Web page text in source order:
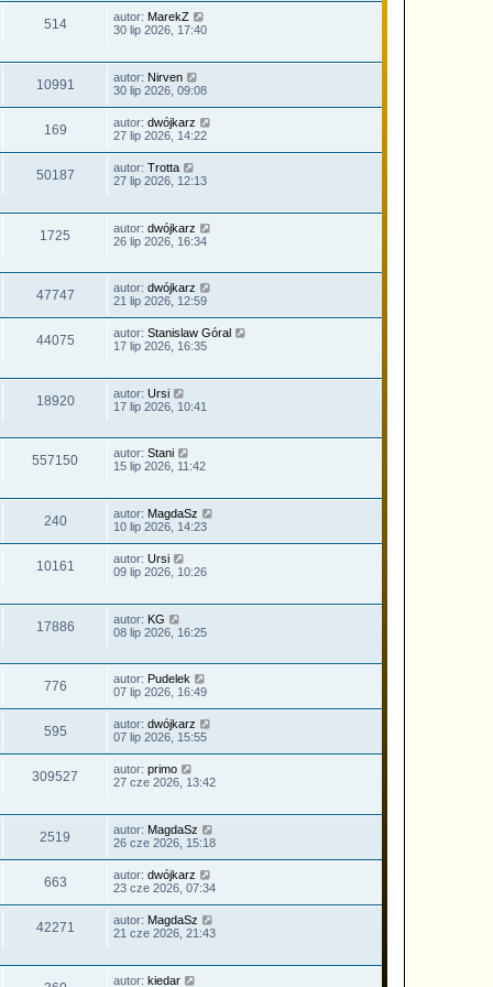
514 autor: MarekZ
30 lip 2026, 17:40
10991 autor: Nirven
30 lip 2026, 09:08
169 autor: dwójkarz
27 lip 2026, 14:22
50187 autor: Trotta
27 lip 2026, 12:13
1725 autor: dwójkarz
26 lip 2026, 16:34
47747 autor: dwójkarz
21 lip 2026, 12:59
44075 autor: Stanislaw Góral
17 lip 2026, 16:35
18920 autor: Ursi
17 lip 2026, 10:41
557150 autor: Stani
15 lip 2026, 11:42
240 autor: MagdaSz
10 lip 2026, 14:23
10161 autor: Ursi
09 lip 2026, 10:26
17886 autor: KG
08 lip 2026, 16:25
776 autor: Pudelek
07 lip 2026, 16:49
595 autor: dwójkarz
07 lip 2026, 15:55
309527 autor: primo
27 cze 2026, 13:42
2519 autor: MagdaSz
26 cze 2026, 15:18
663 autor: dwójkarz
23 cze 2026, 07:34
42271 autor: MagdaSz
21 cze 2026, 21:43
autor: kiedar